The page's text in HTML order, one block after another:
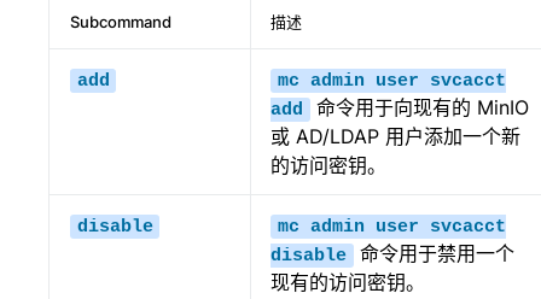
Subcommand 描述
add mc admin user
svcacct
add 命令用于向现有的 MinIO
或 AD/LDAP 用户添加一个新
的访问密钥。
disable mc admin user
svcacct
disable 命令用于禁用一个
现有的访问密钥。